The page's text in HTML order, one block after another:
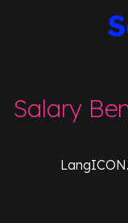
Salary